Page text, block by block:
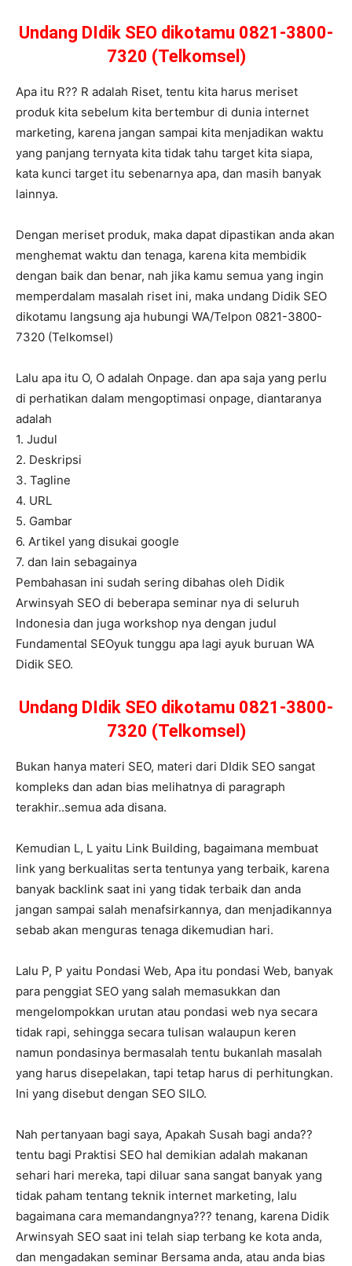
Undang DIdik SEO dikotamu 0821-3800-
7320 (Telkomsel)
Apa itu R?? R adalah Riset, tentu kita harus meriset
produk kita sebelum kita bertembur di dunia internet
marketing, karena jangan sampai kita menjadikan waktu
yang panjang ternyata kita tidak tahu target kita siapa,
kata kunci target itu sebenarnya apa, dan masih banyak
lainnya.
Dengan meriset produk, maka dapat dipastikan anda akan
menghemat waktu dan tenaga, karena kita membidik
dengan baik dan benar, nah jika kamu semua yang ingin
memperdalam masalah riset ini, maka undang Didik SEO
dikotamu langsung aja hubungi WA/Telpon 0821-3800-
7320 (Telkomsel)
Lalu apa itu O, O adalah Onpage. dan apa saja yang perlu
di perhatikan dalam mengoptimasi onpage, diantaranya
adalah
1. Judul
2. Deskripsi
3. Tagline
4. URL
5. Gambar
6. Artikel yang disukai google
7. dan lain sebagainya
Pembahasan ini sudah sering dibahas oleh Didik
Arwinsyah SEO di beberapa seminar nya di seluruh
Indonesia dan juga workshop nya dengan judul
Fundamental SEOyuk tunggu apa lagi ayuk buruan WA
Didik SEO.
Undang DIdik SEO dikotamu 0821-3800-
7320 (Telkomsel)
Bukan hanya materi SEO, materi dari DIdik SEO sangat
kompleks dan adan bias melihatnya di paragraph
terakhir..semua ada disana.
Kemudian L, L yaitu Link Building, bagaimana membuat
link yang berkualitas serta tentunya yang terbaik, karena
banyak backlink saat ini yang tidak terbaik dan anda
jangan sampai salah menafsirkannya, dan menjadikannya
sebab akan menguras tenaga dikemudian hari.
Lalu P, P yaitu Pondasi Web, Apa itu pondasi Web, banyak
para penggiat SEO yang salah memasukkan dan
mengelompokkan urutan atau pondasi web nya secara
tidak rapi, sehingga secara tulisan walaupun keren
namun pondasinya bermasalah tentu bukanlah masalah
yang harus disepelakan, tapi tetap harus di perhitungkan.
Ini yang disebut dengan SEO SILO.
Nah pertanyaan bagi saya, Apakah Susah bagi anda??
tentu bagi Praktisi SEO hal demikian adalah makanan
sehari hari mereka, tapi diluar sana sangat banyak yang
tidak paham tentang teknik internet marketing, lalu
bagaimana cara memandangnya??? tenang, karena Didik
Arwinsyah SEO saat ini telah siap terbang ke kota anda,
dan mengadakan seminar Bersama anda, atau anda bias